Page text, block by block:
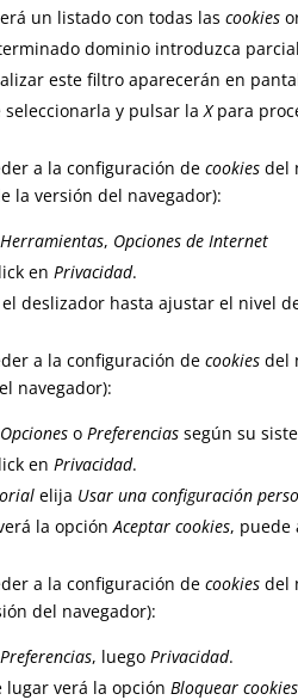
un listado con todas lascookies
dominio introduzca
este filtro aparecerán en
seleccionarla y pulsar laXpara
a la configuración decookies del
la versión del navegador):
Herramientas, Opciones de Internet
enPrivacidad.
deslizador hasta ajustar el nivel
a la configuración decookies del
navegador):
Opciones oPreferencias según su
enPrivacidad.
elija Usar una configuración
la opciónAceptar cookies, puede
a la configuración decookies del
del navegador):
Preferencias, luegoPrivacidad.
lugar verá la opciónBloquear cookies